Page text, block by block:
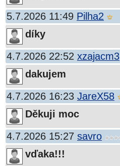
5.7.2026 11:49 Pilha2
díky
4.7.2026 22:52 xzajacm3
dakujem
4.7.2026 16:23 JareX58
Děkuji moc
4.7.2026 15:27 savro
vďaka!!!